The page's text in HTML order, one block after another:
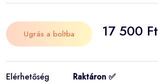
Ugrás a boltba 17 500 Ft
Elérhetőség
Raktáron ✅